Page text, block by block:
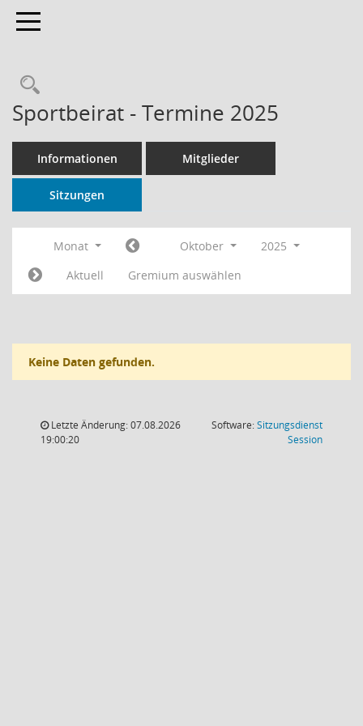
Toggle navigation
Rechercheauswahl
Sportbeirat - Termine 2025
Informationen Mitglieder
Sitzungen
Monat Oktober
2025
Aktuell
Gremium auswählen
Keine Daten gefunden.
Letzte Änderung: 07.08.2026
19:00:20
Software:Sitzungsdienst
Session(Wird in